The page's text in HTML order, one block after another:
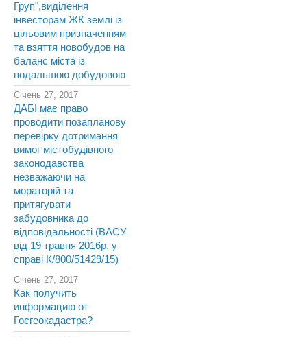
Груп",виділення
інвесторам ЖК землі із
цільовим призначенням
та взяття новобудов на
баланс міста із
подальшою добудовою
Січень 27, 2017
ДАБІ має право
проводити позапланову
перевірку дотримання
вимог містобудівного
законодавства
незважаючи на
мораторій та
притягувати
забудовника до
відповідальності (ВАСУ
від 19 травня 2016р. у
справі К/800/51429/15)
Січень 27, 2017
Как получить
информацию от
Госгеокадастра?